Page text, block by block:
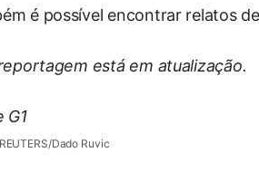
é possível encontrar relatos
está em atualização.
G1
REUTERS/Dado Ruvic